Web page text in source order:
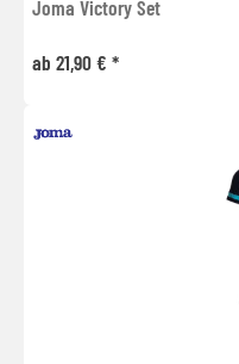
Joma Victory Set
ab 21,90 € *